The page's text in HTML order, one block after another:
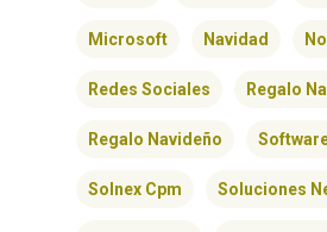
Microsoft Navidad
Redes Sociales Regalo
Regalo Navideño
Solnex Cpm Soluciones